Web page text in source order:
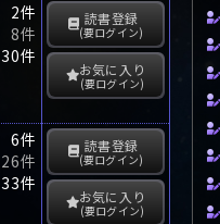
2件
8件
30件
読書登録
(要ログイン)
お気に入り
(要ログイン)
6件
26件
33件
読書登録
(要ログイン)
お気に入り
(要ログイン)